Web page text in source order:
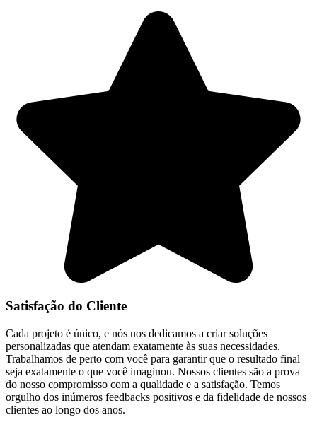
Satisfação do Cliente
Cada projeto é único, e nós nos dedicamos a criar soluções
personalizadas que atendam exatamente às suas necessidades.
Trabalhamos de perto com você para garantir que o resultado final
seja exatamente o que você imaginou. Nossos clientes são a prova
do nosso compromisso com a qualidade e a satisfação. Temos
orgulho dos inúmeros feedbacks positivos e da fidelidade de nossos
clientes ao longo dos anos.